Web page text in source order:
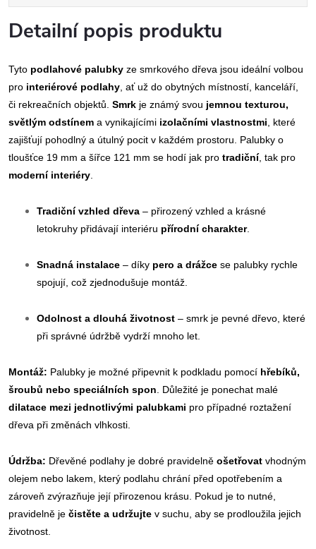
Detailní popis produktu
Tyto podlahové palubky ze smrkového dřeva jsou ideální volbou
pro interiérové podlahy , ať už do obytných místností, kanceláří,
či rekreačních objektů. Smrk je známý svou jemnou texturou,
světlým odstínem a vynikajícími izolačními vlastnostmi , které
zajišťují pohodlný a útulný pocit v každém prostoru. Palubky o
tloušťce 19 mm a šířce 121 mm se hodí jak pro tradiční, tak pro
moderní interiéry
Tradiční vzhled dřeva – přirozený vzhled a krásné
letokruhy přidávají interiéru přírodní charakter.
Snadná instalace – díky pero a drážce se palubky rychle
spojují, což zjednodušuje montáž.
Odolnost a dlouhá životnost – smrk je pevné dřevo, které
při správné údržbě vydrží mnoho let.
Montáž: Palubky je možné připevnit k podkladu pomocí hřebíků,
šroubů nebo speciálních spon . Důležité je ponechat malé
dilatace mezi jednotlivými palubkami pro případné roztažení
dřeva při změnách vlhkosti.
Údržba: Dřevěné podlahy je dobré pravidelně ošetřovat vhodným
olejem nebo lakem, který podlahu chrání před opotřebením a
zároveň zvýrazňuje její přirozenou krásu. Pokud je to nutné,
pravidelně je čistěte a udržujte v suchu, aby se prodloužila jejich
životnost.